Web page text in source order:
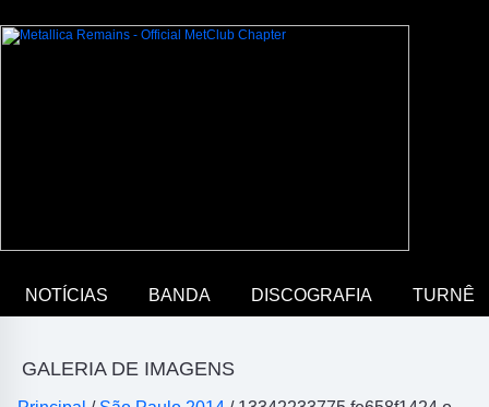
NOTÍCIAS BANDA DISCOGRAFIA TURNÊ
GALERIA DE IMAGENS